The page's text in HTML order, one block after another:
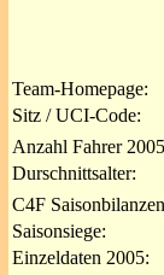
Team-Homepage:
Sitz / UCI-Code:
Anzahl Fahrer
Durschnittsalter:
C4F
Saisonsiege:
Einzeldaten 2005: